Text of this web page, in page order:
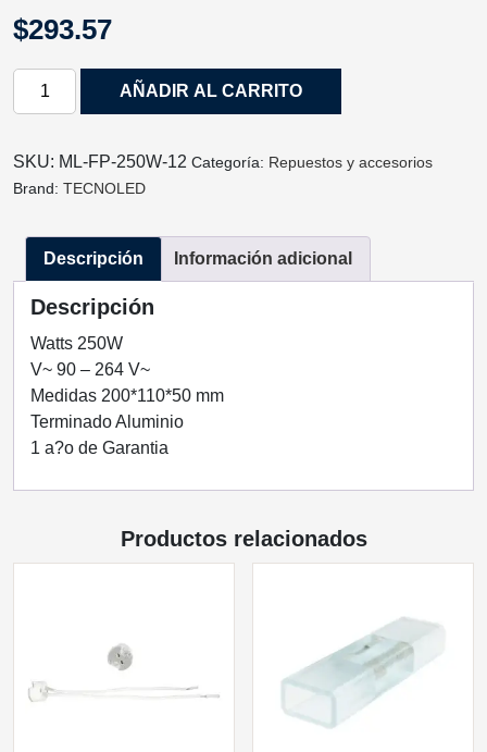
$293.57
FUENTE
250W
INTERIOR
TECNOLED
FP-
250W-
12
cantidad
AÑADIR AL CARRITO
SKU: ML-FP-250W-12 Categoría: Repuestos y accesorios
Brand: TECNOLED
Descripción Información adicional
Descripción
Watts 250W
V~ 90 – 264 V~
Medidas 200*110*50 mm
Terminado Aluminio
1 a?o de Garantia
Productos relacionados